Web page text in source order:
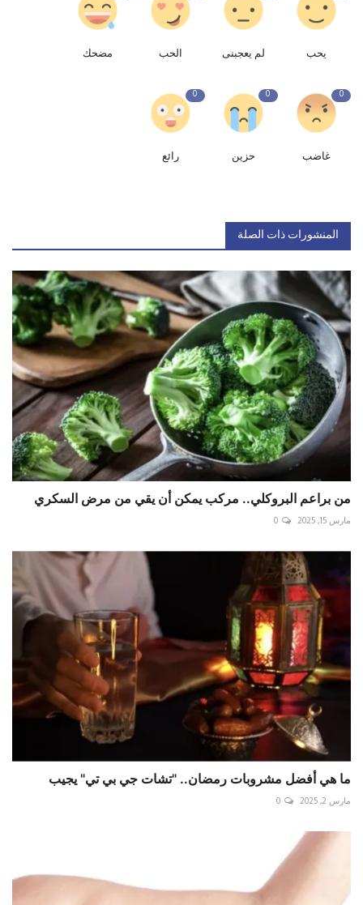
يحب لم يعجبنى الحب مضحك
0
غاضب
0
حزين
0
رائع
المنشورات ذات الصلة
من براعم البروكلي.. مركب يمكن أن يقي من مرض السكري
مارس 15, 2025 0
ما هي أفضل مشروبات رمضان.. "تشات جي بي تي" يجيب
مارس 2, 2025 0